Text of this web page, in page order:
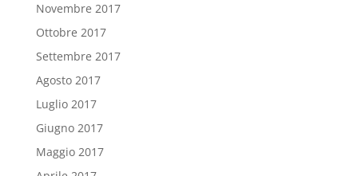
Novembre 2017
Ottobre 2017
Settembre 2017
Agosto 2017
Luglio 2017
Giugno 2017
Maggio 2017